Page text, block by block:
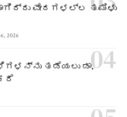
ವೇದಗಳಲ್ಲ ತಮಿಳು
2026
ತಡೆಯಲು ಡಾ.